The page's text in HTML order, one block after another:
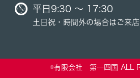
平日9:30 ～ 17:30
土日祝・時間外の場合はご来
©有限会社 第一四国 ALL